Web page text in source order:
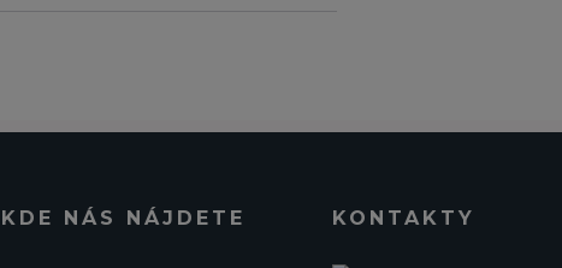
KDE NÁS NÁJDETE KONTAKTY